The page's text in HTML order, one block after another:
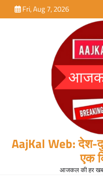
to
Fri, Aug 7, 2026
AajKal Web: देश-
एक
आजकल की हर